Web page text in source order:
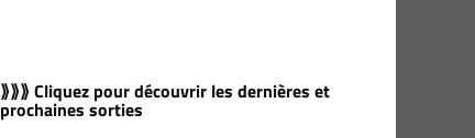
⟫⟫⟫ Cliquez pour découvrir les dernières et
prochaines sorties